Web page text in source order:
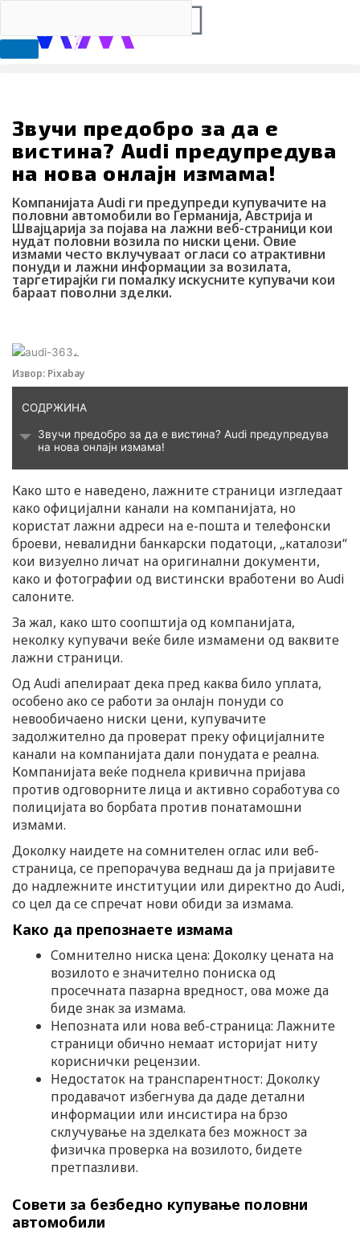
content
a
e
b
o
o
k
n
t
a
g
r
a
m
o
t
u
b
e
-
t
i
k
-
i
k
t
o
k
-
i
o
n
L
k
e
d
i
n
Звучи предобро за да е
вистина? Audi предупредува
на нова онлајн измама!
Компанијата Audi ги предупреди купувачите на
половни автомобили во Германија, Австрија и
Швајцарија за појава на лажни веб-страници кои
нудат половни возила по ниски цени. Овие
измами често вклучуваат огласи со атрактивни
понуди и лажни информации за возилата,
таргетирајќи ги помалку искусните купувачи кои
бараат поволни зделки.
Извор: Pixabay
СОДРЖИНА
Звучи предобро за да е вистина? Audi предупредува
на нова онлајн измама!
Како што е наведено, лажните страници изгледаат
како официјални канали на компанијата, но
користат лажни адреси на е-пошта и телефонски
броеви, невалидни банкарски податоци, „каталози“
кои визуелно личат на оригинални документи,
како и фотографии од вистински вработени во Audi
салоните.
За жал, како што соопштија од компанијата,
неколку купувачи веќе биле измамени од ваквите
лажни страници.
Од Audi апелираат дека пред каква било уплата,
особено ако се работи за онлајн понуди со
невообичаено ниски цени, купувачите
задолжително да проверат преку официјалните
канали на компанијата дали понудата е реална.
Компанијата веќе поднела кривична пријава
против одговорните лица и активно соработува со
полицијата во борбата против понатамошни
измами.
Доколку наидете на сомнителен оглас или веб-
страница, се препорачува веднаш да ја пријавите
до надлежните институции или директно до Audi,
со цел да се спречат нови обиди за измама.
Како да препознаете измама
Сомнително ниска цена: Доколку цената на
возилото е значително пониска од
просечната пазарна вредност, ова може да
биде знак за измама.
Непозната или нова веб-страница: Лажните
страници обично немаат историјат ниту
кориснички рецензии.
Недостаток на транспарентност: Доколку
продавачот избегнува да даде детални
информации или инсистира на брзо
склучување на зделката без можност за
физичка проверка на возилото, бидете
претпазливи.
Совети за безбедно купување половни
автомобили